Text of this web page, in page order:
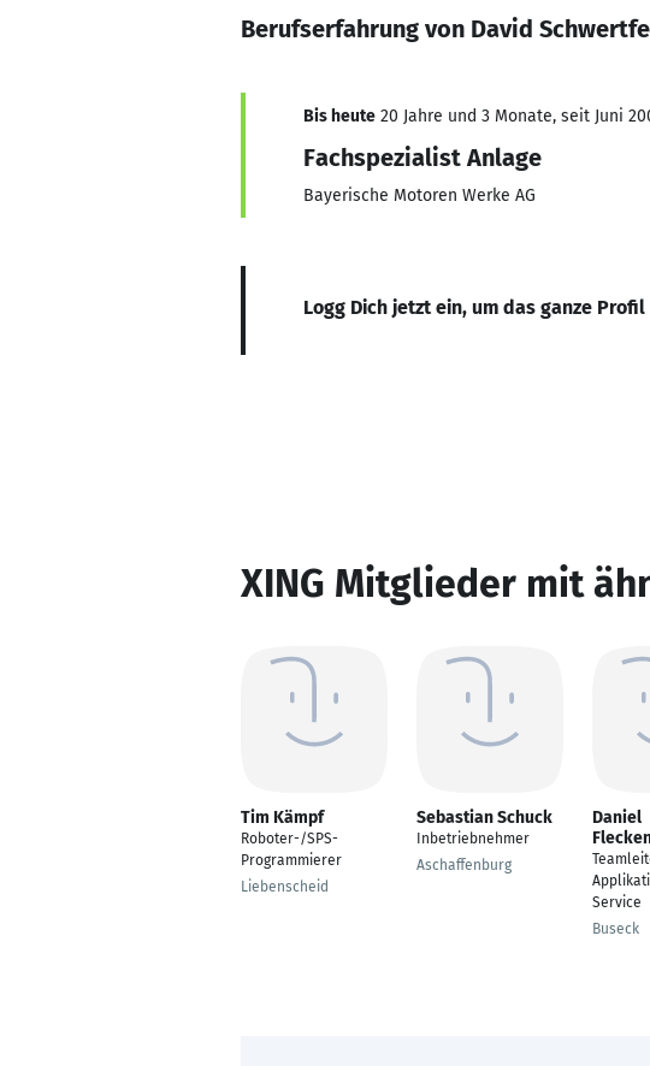
Berufserfahrung von David
Bis heute 20 Jahre und 3 Monate, seit Juni
Fachspezialist Anlage
Bayerische Motoren Werke AG
Logg Dich jetzt ein, um das ganze Profil
XING Mitglieder mit
Tim Kämpf
Roboter-/SPS-
Programmierer
Liebenscheid
Sebastian Schuck
Inbetriebnehmer
Aschaffenburg
Daniel
Service
Buseck